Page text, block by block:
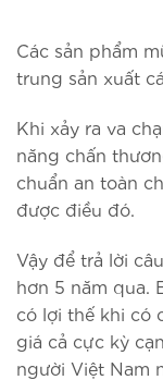
Các sản phẩm
trung sản xuất
Khi xảy ra va
năng chấn
chuẩn an toàn
được điều đó.
Vậy để trả lời
hơn 5 năm qua.
có lợi thế khi có
giá cả cực kỳ
người Việt Nam